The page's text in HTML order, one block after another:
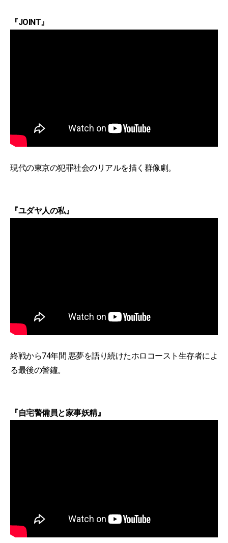
『JOINT』
現代の東京の犯罪社会のリアルを描く群像劇。
『ユダヤ人の私』
終戦から74年間 悪夢を語り続けたホロコースト生存者によ
る最後の警鐘。
『自宅警備員と家事妖精』